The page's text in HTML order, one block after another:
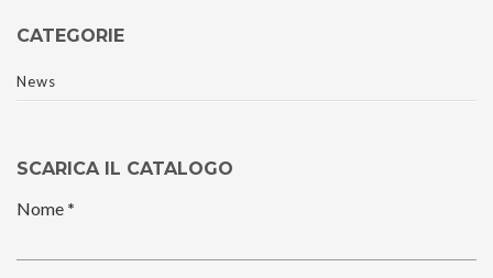
CATEGORIE
News
SCARICA IL CATALOGO
Nome *